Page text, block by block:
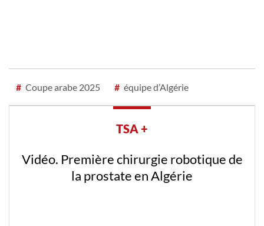
# Coupe arabe 2025 # équipe d’Algérie
TSA +
Vidéo. Première chirurgie robotique de
la prostate en Algérie